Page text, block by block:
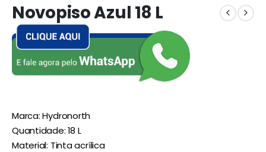
Novopiso Azul 18 L
Marca: Hydronorth
Quantidade: 18 L
Material: Tinta acrílica